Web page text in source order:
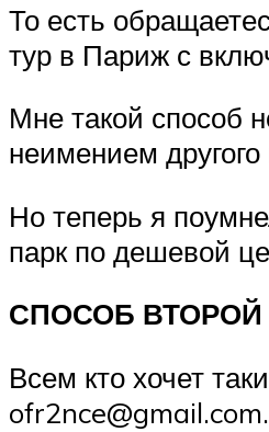
То есть
тур в Париж с
Мне такой способ
неимением
Но теперь я
парк по дешевой
СПОСОБ ВТОРОЙ
Всем кто хочет
ofr2nce@gmail.com.